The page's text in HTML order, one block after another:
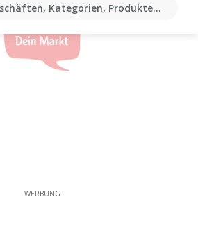
Kategorien, Produkten...
WERBUNG